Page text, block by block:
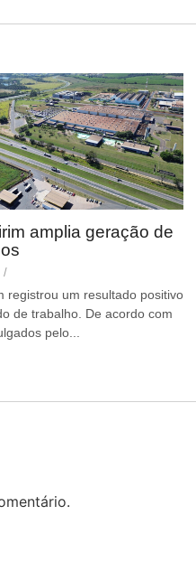
amplia geração de
/
registrou um resultado positivo
de trabalho. De acordo com
pelo...